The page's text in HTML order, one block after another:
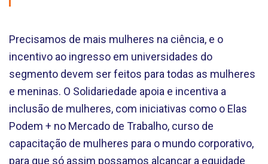
Precisamos de mais mulheres na ciência, e o
incentivo ao ingresso em universidades do
segmento devem ser feitos para todas as mulheres
e meninas. O Solidariedade apoia e incentiva a
inclusão de mulheres, com iniciativas como o Elas
Podem + no Mercado de Trabalho, curso de
capacitação de mulheres para o mundo corporativo,
para que só assim possamos alcançar a equidade